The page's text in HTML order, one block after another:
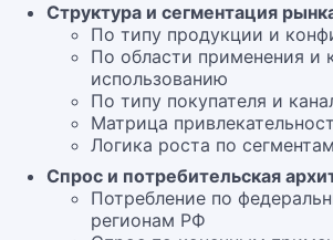
Структура и сегментация
По типу продукции и
По области применения и
использованию
По типу покупателя и
Матрица
Логика роста по сегментам
Спрос и потребительская
Потребление по
регионам РФ